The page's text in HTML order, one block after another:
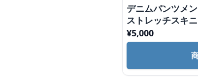
デニムパンツメ
ストレッチスキ
¥5,000